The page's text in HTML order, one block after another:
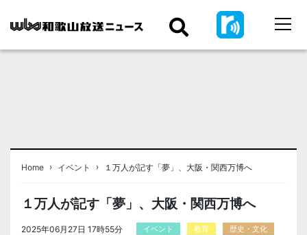
Home › イベント › １万人が記す「夢」、大阪・関西万博へ
１万人が記す「夢」、大阪・関西万博へ
2025年06月27日 17時55分 イベント 教育 歴史・文化